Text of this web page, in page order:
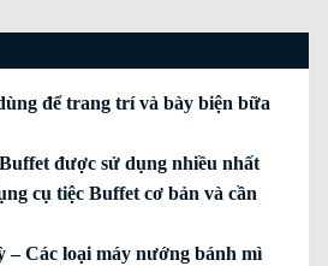
để trang trí và bày biện bữa
được sử dụng nhiều nhất
cụ tiệc Buffet cơ bản và cần
– Các loại máy nướng bánh mì